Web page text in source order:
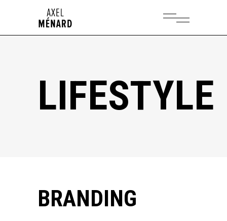
LIFESTYLE
BRANDING